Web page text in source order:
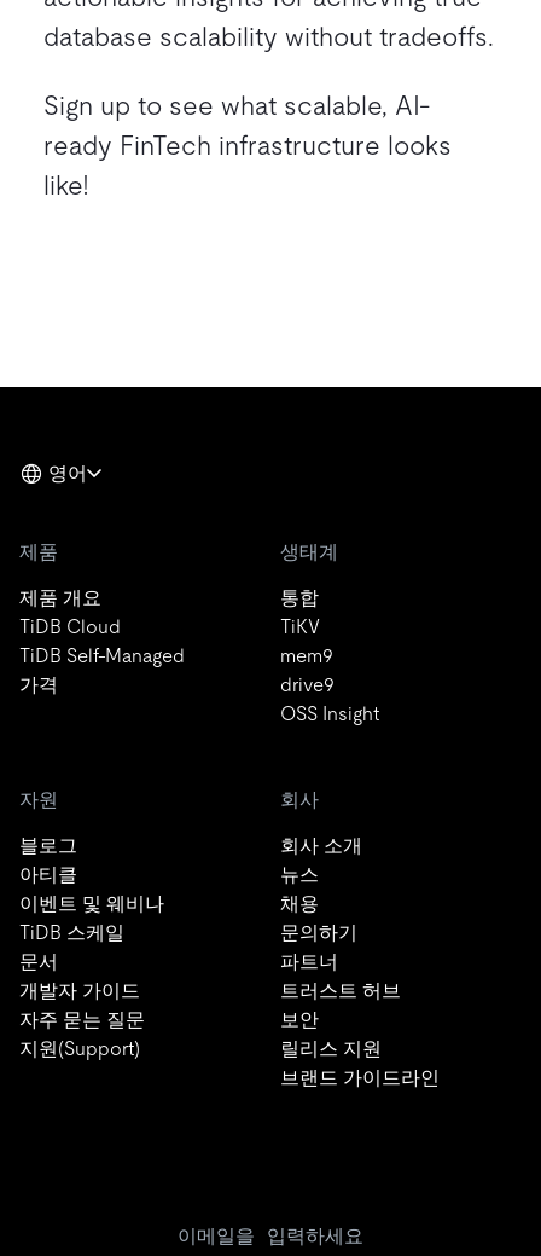
database scalability without tradeoffs.
Sign up to see what scalable, AI-
ready FinTech infrastructure looks
like!
영어
제품
제품 개요
TiDB Cloud
TiDB Self-Managed
가격
생태계
통합
TiKV
mem9
drive9
OSS Insight
자원
블로그
아티클
이벤트 및 웨비나
TiDB 스케일
문서
개발자 가이드
자주 묻는 질문
지원(Support)
회사
회사 소개
뉴스
채용
문의하기
파트너
트러스트 허브
보안
릴리스 지원
브랜드 가이드라인
이메일을 입력하세요